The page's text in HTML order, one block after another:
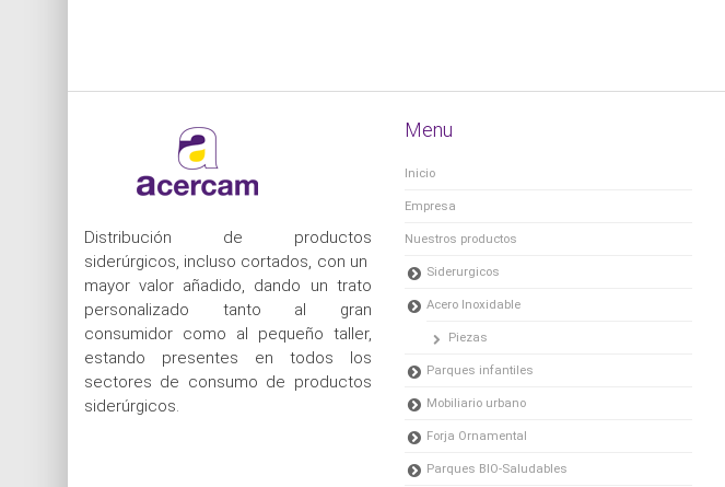
Distribución de productos
siderúrgicos, incluso cortados, con un
mayor valor añadido, dando un trato
personalizado tanto al gran
consumidor como al pequeño taller,
estando presentes en todos los
sectores de consumo de productos
siderúrgicos.
Menu
Inicio
Empresa
Nuestros productos
Siderurgicos
Acero Inoxidable
Piezas
Parques infantiles
Mobiliario urbano
Forja Ornamental
Parques BIO-Saludables